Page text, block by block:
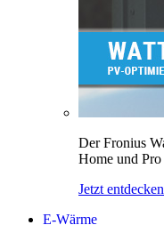
Der Fronius
Home und Pro
Jetzt
E-Wärme